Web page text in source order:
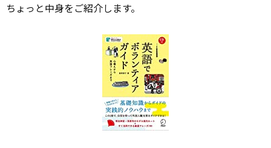
ちょっと中身をご紹介します。